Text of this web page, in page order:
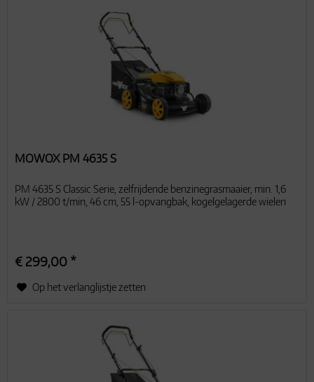
MOWOX PM 4635 S
PM 4635 S Classic Serie, zelfrijdende benzinegrasmaaier, min. 1,6
kW / 2800 t/min, 46 cm, 55 l-opvangbak, kogelgelagerde wielen
€ 299,00 *
Op het verlanglijstje zetten